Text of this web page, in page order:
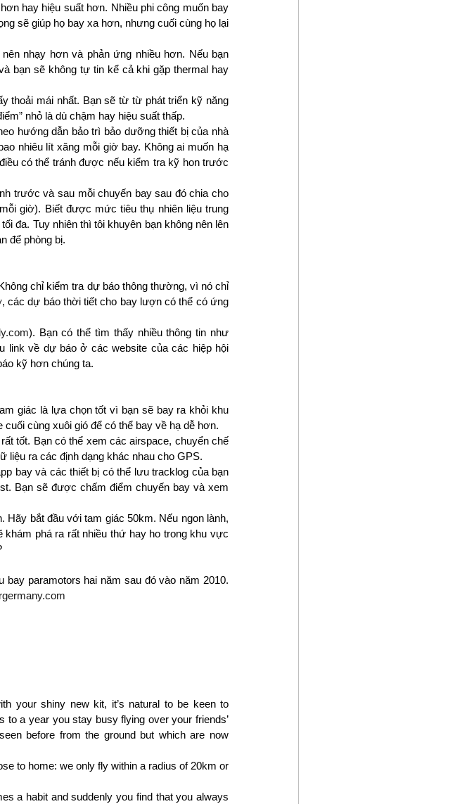
hay hiệu suất hơn. Nhiều phi công muốn bay
sẽ giúp họ bay xa hơn, nhưng cuối cùng họ lại
nhạy hơn và phản ứng nhiều hơn. Nếu bạn
bạn sẽ không tự tin kể cả khi gặp thermal hay
thoải mái nhất. Bạn sẽ từ từ phát triển kỹ năng
nhỏ là dù chậm hay hiệu suất thấp.
hướng dẫn bảo trì bảo dưỡng thiết bị của nhà
nhiêu lít xăng mỗi giờ bay. Không ai muốn hạ
có thể tránh được nếu kiểm tra kỹ hon trước
trước và sau mỗi chuyến bay sau đó chia cho
giờ). Biết được mức tiêu thụ nhiên liệu trung
đa. Tuy nhiên thì tôi khuyên bạn không nên lên
để phòng bị.
chỉ kiểm tra dự báo thông thường, vì nó chỉ
các dự báo thời tiết cho bay lượn có thể có ứng
). Bạn có thể tìm thấy nhiều thông tin như
link về dự báo ở các website của các hiệp hội
kỹ hơn chúng ta.
giác là lựa chọn tốt vì bạn sẽ bay ra khỏi khu
cùng xuôi gió để có thể bay về hạ dễ hơn.
tốt. Bạn có thể xem các airspace, chuyển chế
liệu ra các định dạng khác nhau cho GPS.
bay và các thiết bị có thể lưu tracklog của bạn
Bạn sẽ được chấm điểm chuyến bay và xem
bắt đầu với tam giác 50km. Nếu ngon lành,
phá ra rất nhiều thứ hay ho trong khu vực
paramotors hai năm sau đó vào năm 2010.
your shiny new kit, it’s natural to be keen to
a year you stay busy flying over your friends’
before from the ground but which are now
to home: we only fly within a radius of 20km or
a habit and suddenly you find that you always